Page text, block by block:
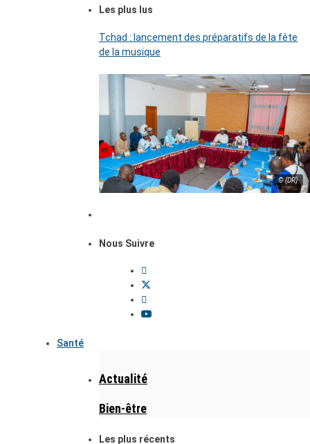
Les plus lus
Tchad : lancement des préparatifs de la fête
de la musique
© (DR)
Nous Suivre
Santé
Actualité
Bien-être
Les plus récents